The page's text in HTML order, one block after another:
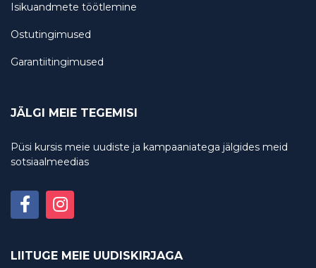
Isikuandmete töötlemine
Ostutingimused
Garantiitingimused
JÄLGI MEIE TEGEMISI
Püsi kursis meie uudiste ja kampaaniatega jälgides meid
sotsiaalmeedias
LIITUGE MEIE UUDISKIRJAGA